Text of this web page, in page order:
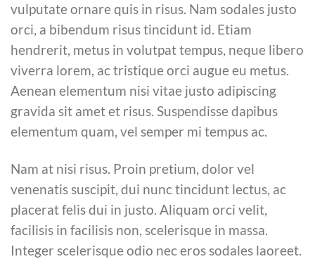
vulputate ornare quis in risus. Nam sodales justo
orci, a bibendum risus tincidunt id. Etiam
hendrerit, metus in volutpat tempus, neque libero
viverra lorem, ac tristique orci augue eu metus.
Aenean elementum nisi vitae justo adipiscing
gravida sit amet et risus. Suspendisse dapibus
elementum quam, vel semper mi tempus ac.
Nam at nisi risus. Proin pretium, dolor vel
venenatis suscipit, dui nunc tincidunt lectus, ac
placerat felis dui in justo. Aliquam orci velit,
facilisis in facilisis non, scelerisque in massa.
Integer scelerisque odio nec eros sodales laoreet.